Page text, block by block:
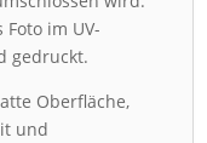
im UV-
gedruckt.
Oberfläche,
und